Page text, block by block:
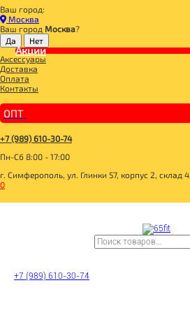
Ваш город:
Москва
Ваш город Москва?
Акции
Аксессуары
Доставка
Оплата
Контакты
ОПТ
+7 (989) 610-30-74
Пн-Сб 8:00 - 17:00
г. Симферополь, ул. Глинки 57, корпус 2, склад 4
0
+7 (989) 610-30-74
Главная
ДЛЯ ЗДОРОВОГО ПИТАНИЯ
БАКАЛЕЯ
МУКА
POLEZZNO Кокосовая мука 500г